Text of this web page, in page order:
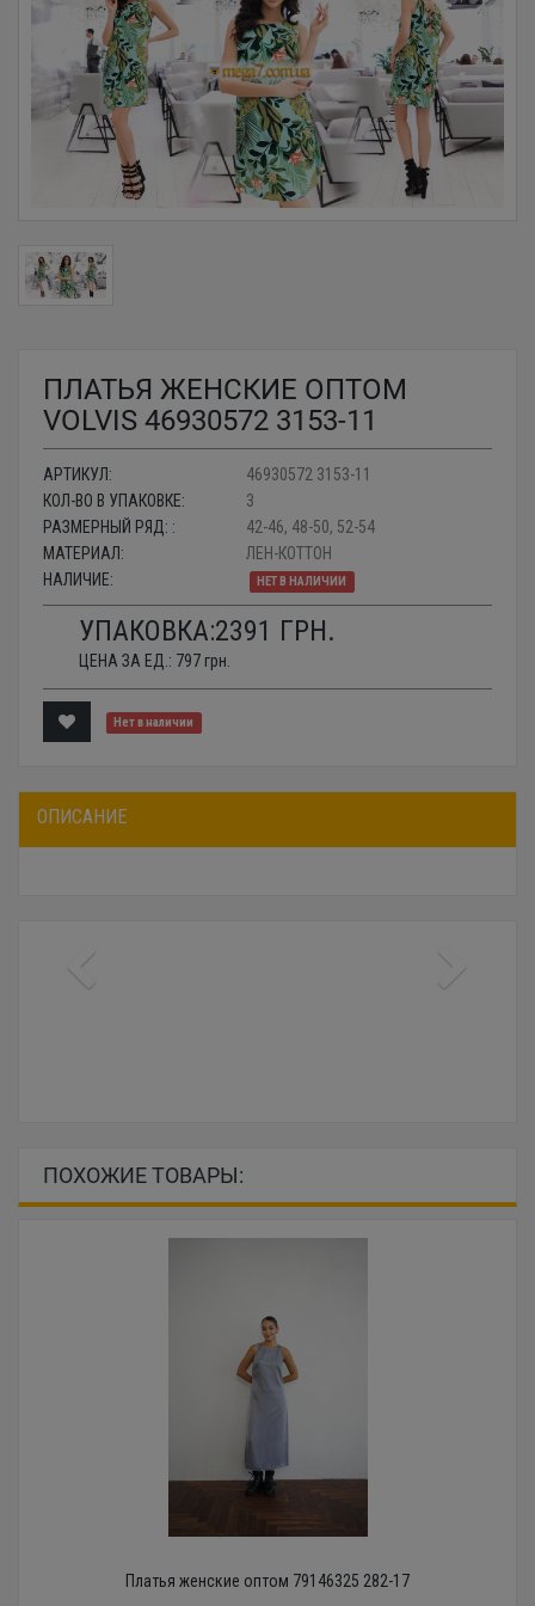
ПЛАТЬЯ ЖЕНСКИЕ ОПТОМ
VOLVIS 46930572 3153-11
АРТИКУЛ:
46930572 3153-11
КОЛ-ВО В УПАКОВКЕ:
3
РАЗМЕРНЫЙ РЯД: :
42-46, 48-50, 52-54
МАТЕРИАЛ:
ЛЕН-КОТТОН
НАЛИЧИЕ:
НЕТ В НАЛИЧИИ
УПАКОВКА:2391 ГРН.
ЦЕНА ЗА ЕД.: 797 грн.
Нет в наличии
ОПИСАНИЕ
ПОХОЖИЕ ТОВАРЫ:
Платья женские оптом 79146325 282-17